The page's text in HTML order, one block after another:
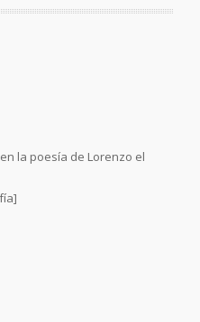
la poesía de Lorenzo el